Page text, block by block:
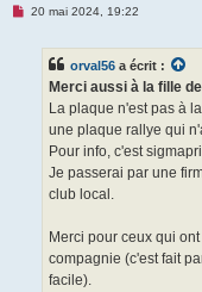
M20 mai 2024, 19:22
orval56 a écrit :
Merci aussi à la fille
La plaque n'est pas à
une plaque rallye qui
Pour info, c'est
Je passerai par une
club local.
Merci pour ceux qui
compagnie (c'est fait
facile).